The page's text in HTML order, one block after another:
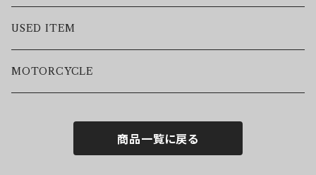
VEST
SWEAT
USED ITEM
MOTORCYCLE
商品一覧に戻る